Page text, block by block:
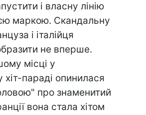
і власну лінію
маркою. Скандальну
і італійця
не вперше.
місці у
параді опинилася
про знаменитий
вона стала хітом